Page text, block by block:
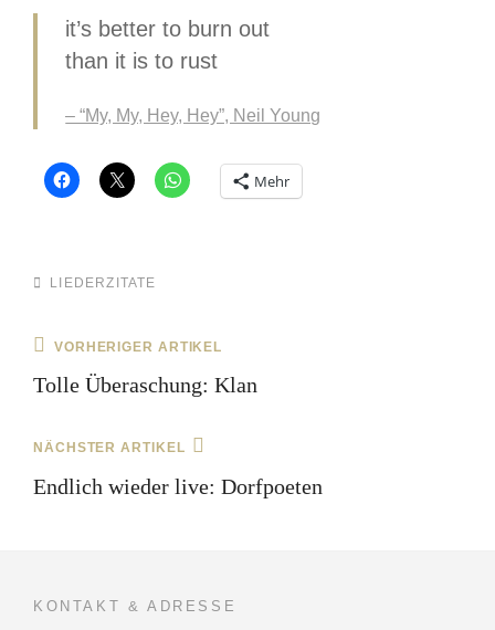
it’s better to burn out
than it is to rust
– “My, My, Hey, Hey”, Neil Young
Mehr
CATEGORIES
LIEDERZITATE
Beitragsnavigation
vorherige
Beitrag
VORHERIGER ARTIKEL
Tolle Überaschung: Klan
nächster
NÄCHSTER ARTIKEL
Endlich wieder live: Dorfpoeten
KONTAKT & ADRESSE